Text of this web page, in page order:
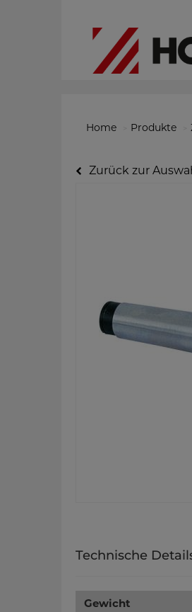
Home Produkte
Zurück zur
Technische
Gewicht